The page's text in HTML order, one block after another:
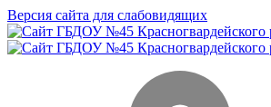
Версия сайта для слабовидящих